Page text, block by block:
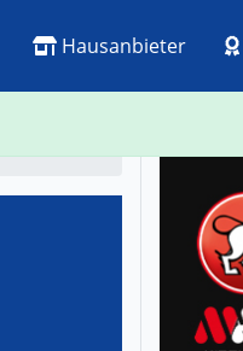
Hausanbieter